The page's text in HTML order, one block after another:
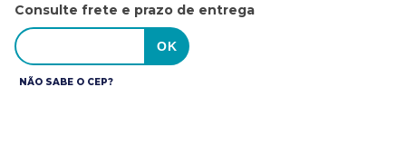
Consulte frete e prazo de entrega
NÃO SABE O CEP?